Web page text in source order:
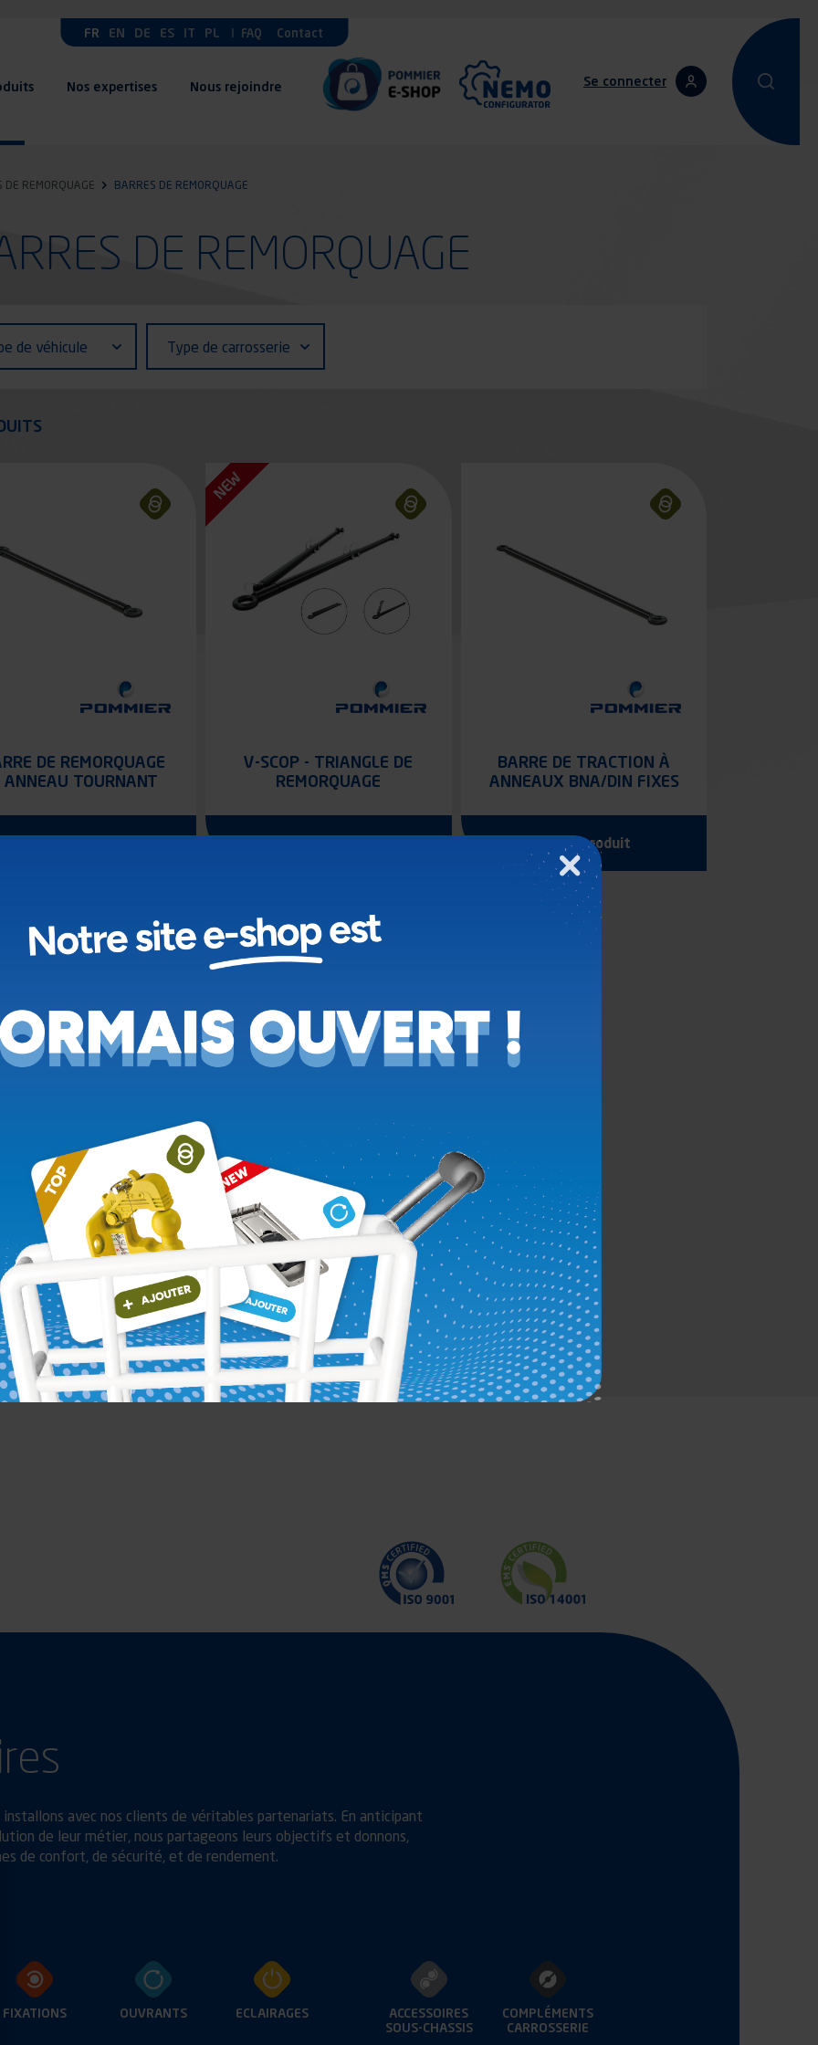
FR EN DE ES IT PL FAQ Contact
Nos expertises Nous rejoindre Se connecter
Effectuer
DE REMORQUAGE BARRES DE REMORQUAGE
DE REMORQUAGE
de véhicule
carrosserie
Type de carrosserie
DE REMORQUAGE
TOURNANT
NEW
V-SCOP - TRIANGLE DE
REMORQUAGE
BARRE DE TRACTION À
ANNEAUX BNA/DIN FIXES
Voir le produit
DE TRACTION À
DIN/DIN FIXES
Voir le produit
BARRE DE REMORQUAGE
À ANNEAU TOURNANT
DIN/BNA
Voir le produit
avec nos clients de véritables partenariats. En anticipant
de leur métier, nous partageons leurs objectifs et donnons,
de confort, de sécurité, et de rendement.
FIXATIONS OUVRANTS ECLAIRAGES
ACCESSOIRES
SOUS-CHASSIS
COMPLÉMENTS
CARROSSERIE
Fermer